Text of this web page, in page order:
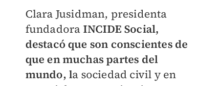
Clara Jusidman, presidenta
fundadora INCIDE Social,
destacó que son conscientes de
que en muchas partes del
mundo, la sociedad civil y en